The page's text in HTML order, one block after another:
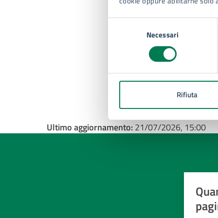
Necessari
Rifiuta
Ultimo aggiornamento:21/07/2026, 15:00